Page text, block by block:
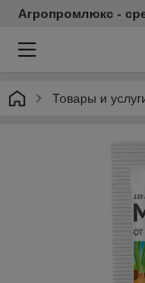
Агропромлюкс -
Товары и